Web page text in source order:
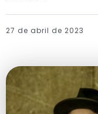
27 de abril de 2023